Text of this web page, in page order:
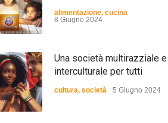
alimentazione, cucina
8 Giugno 2024
Una società multirazziale e
interculturale per tutti
cultura, società 5 Giugno 2024